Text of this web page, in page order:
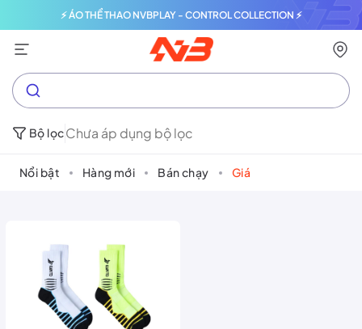
⚡ ÁO THỂ THAO NVBPLAY - CONTROL COLLECTION ⚡
Bộ lọcChưa áp dụng bộ lọc
Nổi bật Hàng mới Bán chạy Giá